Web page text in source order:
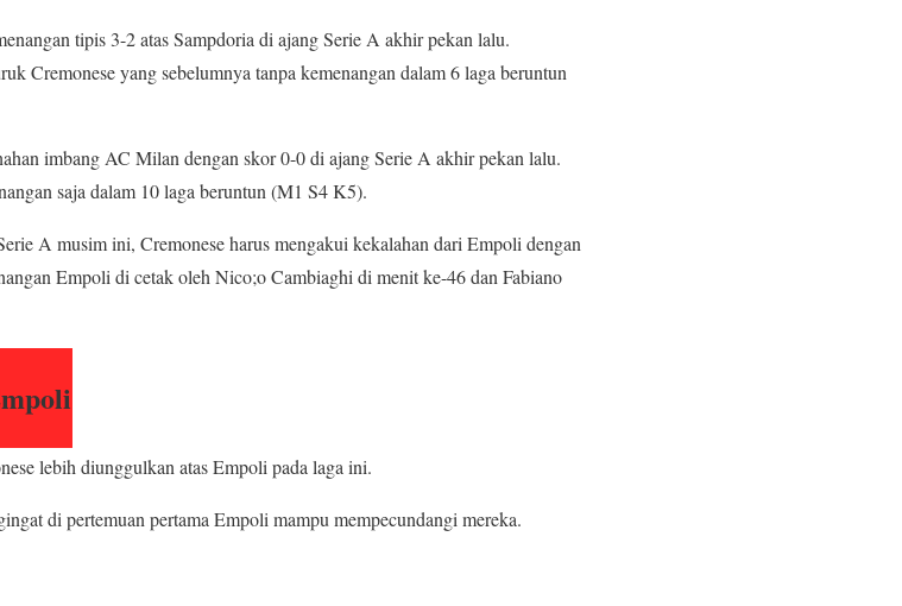
tipis 3-2 atas Sampdoria di ajang Serie A akhir pekan lalu.
Cremonese yang sebelumnya tanpa kemenangan dalam 6 laga beruntun
imbang AC Milan dengan skor 0-0 di ajang Serie A akhir pekan lalu.
saja dalam 10 laga beruntun (M1 S4 K5).
A musim ini, Cremonese harus mengakui kekalahan dari Empoli dengan
Empoli di cetak oleh Nico;o Cambiaghi di menit ke-46 dan Fabiano
lebih diunggulkan atas Empoli pada laga ini.
di pertemuan pertama Empoli mampu mempecundangi mereka.